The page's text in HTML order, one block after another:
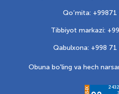
Qo‘mita:
Tibbiyot markazi:
Qabulxona: +998
Obuna bo'ling va hech